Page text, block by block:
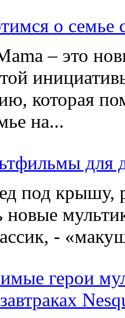
о
– это
которая
на...
для
под крышу,
новые
-
герои